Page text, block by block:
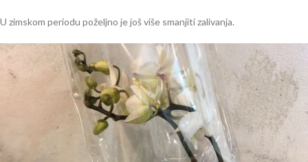
U zimskom periodu poželjno je još više smanjiti zalivanja.